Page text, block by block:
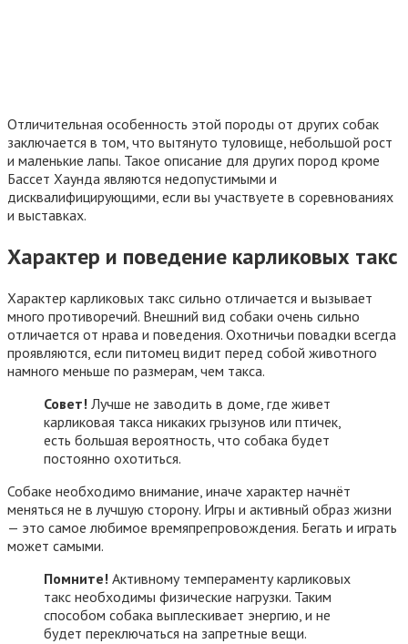
Отличительная особенность этой породы от других собак
заключается в том, что вытянуто туловище, небольшой рост
и маленькие лапы. Такое описание для других пород кроме
Бассет Хаунда являются недопустимыми и
дисквалифицирующими, если вы участвуете в соревнованиях
и выставках.
Характер и поведение карликовых такс
Характер карликовых такс сильно отличается и вызывает
много противоречий. Внешний вид собаки очень сильно
отличается от нрава и поведения. Охотничьи повадки всегда
проявляются, если питомец видит перед собой животного
намного меньше по размерам, чем такса.
Совет! Лучше не заводить в доме, где живет
карликовая такса никаких грызунов или птичек,
есть большая вероятность, что собака будет
постоянно охотиться.
Собаке необходимо внимание, иначе характер начнёт
меняться не в лучшую сторону. Игры и активный образ жизни
— это самое любимое времяпрепровождения. Бегать и играть
может самыми.
Помните! Активному темпераменту карликовых
такс необходимы физические нагрузки. Таким
способом собака выплескивает энергию, и не
будет переключаться на запретные вещи.